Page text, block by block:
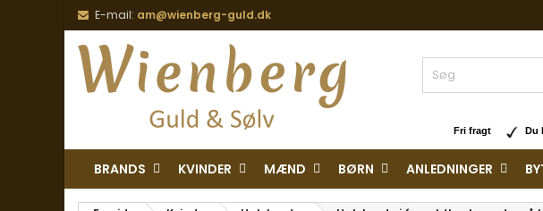
E-mail: am@wienberg-guld.dk
Fri fragt Du
BRANDS KVINDER MÆND BØRN ANLEDNINGER